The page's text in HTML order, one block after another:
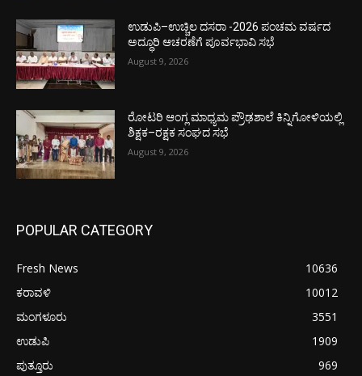
ಉಡುಪಿ–ಉಚ್ಚಿಲ ದಸರಾ -2026 ಪಂಚಮ ವರ್ಷದ
ಅದ್ಧೂರಿ ಆಚರಣೆಗೆ ಪೂರ್ವಭಾವಿ ಸಭೆ
August 9, 2026
ರೋಟರಿ ಆಂಗ್ಲ ಮಾಧ್ಯಮ ಪ್ರೌಢಶಾಲೆ ಕಿನ್ನಿಗೋಳಿಯಲ್ಲಿ
ಶಿಕ್ಷಕ–ರಕ್ಷಕ ಸಂಘದ ಸಭೆ
August 9, 2026
POPULAR CATEGORY
Fresh News
10636
ಕರಾವಳಿ
10012
ಮಂಗಳೂರು
3551
ಉಡುಪಿ
1909
ಪುತ್ತೂರು
969